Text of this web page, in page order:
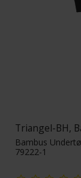
Triangel-BH,
Bambus
79222-1